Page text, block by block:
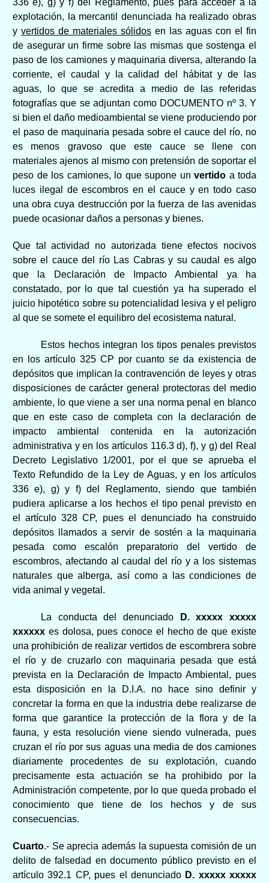
explotación, la mercantil denunciada ha realizado obras
y vertidos de materiales sólidos en las aguas con el fin
de asegurar un firme sobre las mismas que sostenga el
paso de los camiones y maquinaria diversa, alterando la
corriente, el caudal y la calidad del hábitat y de las
aguas, lo que se acredita a medio de las referidas
fotografías que se adjuntan como DOCUMENTO nº 3. Y
si bien el daño medioambiental se viene produciendo por
el paso de maquinaria pesada sobre el cauce del río, no
es menos gravoso que este cauce se llene con
materiales ajenos al mismo con pretensión de soportar el
peso de los camiones, lo que supone un vertido a toda
luces ilegal de escombros en el cauce y en todo caso
una obra cuya destrucción por la fuerza de las avenidas
puede ocasionar daños a personas y bienes.
Que tal actividad no autorizada tiene efectos nocivos
sobre el cauce del río Las Cabras y su caudal es algo
que la Declaración de Impacto Ambiental ya ha
constatado, por lo que tal cuestión ya ha superado el
juicio hipotético sobre su potencialidad lesiva y el peligro
al que se somete el equilibro del ecosistema natural.
Estos hechos integran los tipos penales previstos
en los artículo 325 CP por cuanto se da existencia de
depósitos que implican la contravención de leyes y otras
disposiciones de carácter general protectoras del medio
ambiente, lo que viene a ser una norma penal en blanco
que en este caso de completa con la declaración de
impacto ambiental contenida en la autorización
administrativa y en los artículos 116.3 d), f), y g) del Real
Decreto Legislativo 1/2001, por el que se aprueba el
Texto Refundido de la Ley de Aguas, y en los artículos
336 e), g) y f) del Reglamento, siendo que también
pudiera aplicarse a los hechos el tipo penal previsto en
el artículo 328 CP, pues el denunciado ha construido
depósitos llamados a servir de sostén a la maquinaria
pesada como escalón preparatorio del vertido de
escombros, afectando al caudal del río y a los sistemas
naturales que alberga, así como a las condiciones de
vida animal y vegetal.
La conducta del denunciado D.xxxxx xxxxx
xxxxxx es dolosa, pues conoce el hecho de que existe
una prohibición de realizar vertidos de escombrera sobre
el río y de cruzarlo con maquinaria pesada que está
prevista en la Declaración de Impacto Ambiental, pues
esta disposición en la D.I.A. no hace sino definir y
concretar la forma en que la industria debe realizarse de
forma que garantice la protección de la flora y de la
fauna, y esta resolución viene siendo vulnerada, pues
cruzan el río por sus aguas una media de dos camiones
diariamente procedentes de su explotación, cuando
precisamente esta actuación se ha prohibido por la
Administración competente, por lo que queda probado el
conocimiento que tiene de los hechos y de sus
consecuencias.
Cuarto.- Se aprecia además la supuesta comisión de un
delito de falsedad en documento público previsto en el
artículo 392.1 CP, pues el denunciado D. xxxxx xxxxx